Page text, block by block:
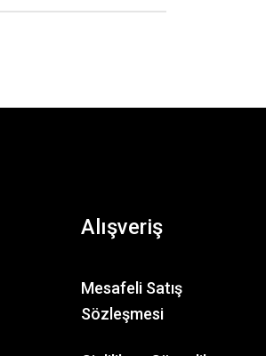
Alışveriş
Mesafeli Satış
Sözleşmesi